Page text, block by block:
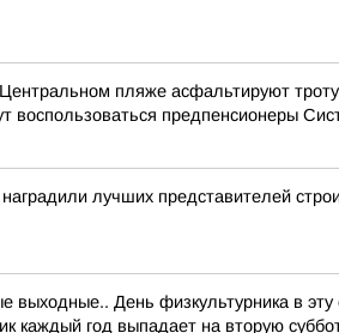
пляже асфальтируют
воспользоваться предпенсионеры
лучших представителей
выходные.. День физкультурника в
каждый год выпадает на вторую